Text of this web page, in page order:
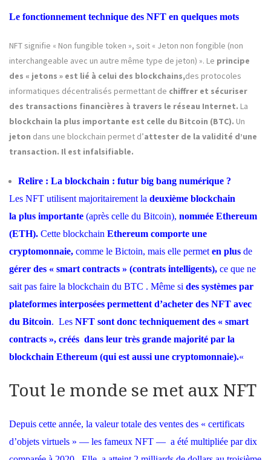
Le fonctionnement technique des NFT en quelques mots
NFT signifie « Non fungible token », soit « Jeton non fongible (non
interchangeable avec un autre même type de jeton) ». Le principe
des « jetons » est lié à celui des blockchains,des protocoles
informatiques décentralisés permettant de chiffrer et sécuriser
des transactions financières à travers le réseau Internet. La
blockchain la plus importante est celle du Bitcoin (BTC). Un
jeton dans une blockchain permet d’attester de la validité d’une
transaction. Il est infalsifiable.
Relire : La blockchain : futur big bang numérique ?
Les NFT utilisent majoritairement la deuxième blockchain
la plus importante (après celle du Bitcoin), nommée Ethereum
(ETH). Cette blockchain Ethereum comporte une
cryptomonnaie, comme le Bictoin, mais elle permet en plus de
gérer des « smart contracts » (contrats intelligents), ce que ne
sait pas faire la blockchain du BTC . Même si des systèmes par
plateformes interposées permettent d’acheter des NFT avec
du Bitcoin. Les NFT sont donc techniquement des « smart
contracts », créés dans leur très grande majorité par la
blockchain Ethereum (qui est aussi une cryptomonnaie).«
Tout le monde se met aux NFT
Depuis cette année, la valeur totale des ventes des « certificats
d’objets virtuels » — les fameux NFT — a été multipliée par dix